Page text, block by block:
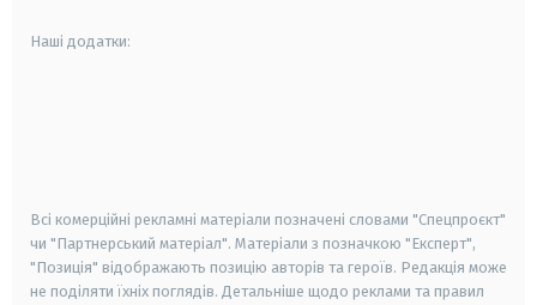
Наші додатки:
Всі комерційні рекламні матеріали позначені словами "Спецпроєкт"
чи "Партнерський матеріал". Матеріали з позначкою "Експерт",
"Позиція" відображають позицію авторів та героїв. Редакція може
не поділяти їхніх поглядів. Детальніше щодо реклами та правил